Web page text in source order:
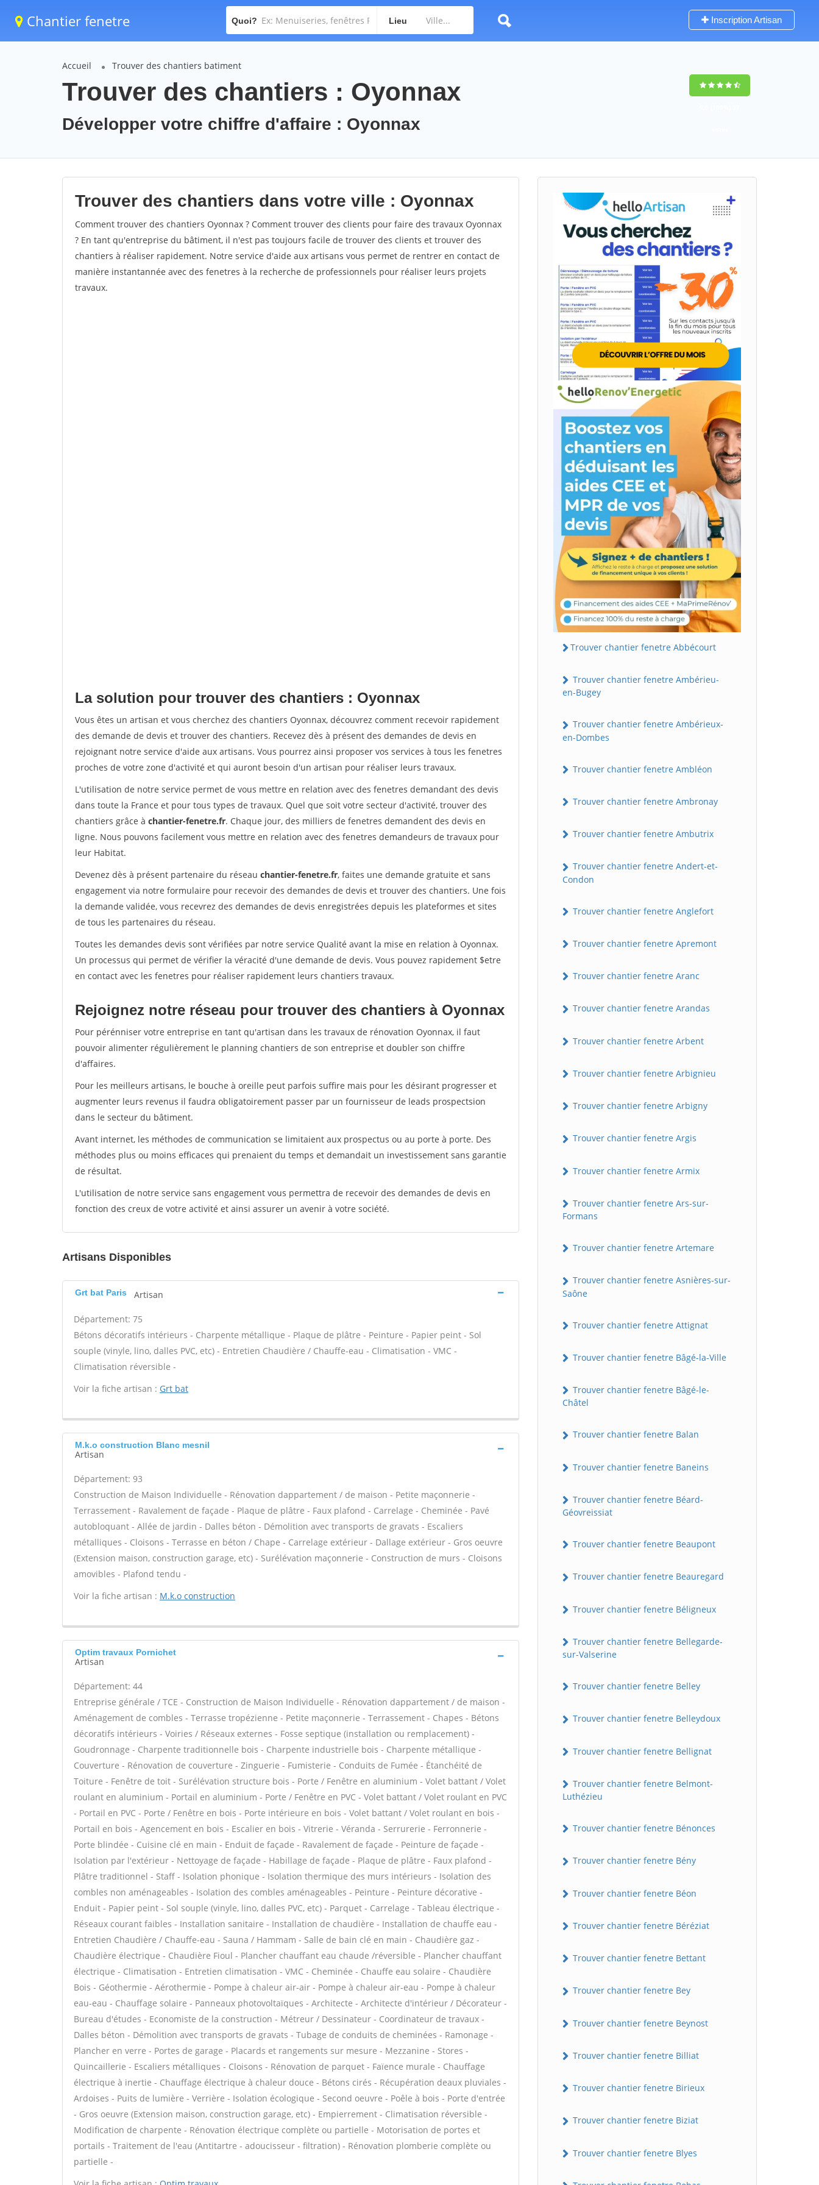
Chantier fenetre Quoi? Lieu Inscription Artisan
Accueil Trouver des chantiers batiment
Trouver des chantiers : Oyonnax
Développer votre chiffre d'affaire : Oyonnax
Trouver des chantiers dans votre ville : Oyonnax
Comment trouver des chantiers Oyonnax ? Comment trouver des clients pour faire des travaux Oyonnax
? En tant qu'entreprise du bâtiment, il n'est pas toujours facile de trouver des clients et trouver des
chantiers à réaliser rapidement. Notre service d'aide aux artisans vous permet de rentrer en contact de
manière instantannée avec des fenetres à la recherche de professionnels pour réaliser leurs projets
travaux.
La solution pour trouver des chantiers : Oyonnax
Vous êtes un artisan et vous cherchez des chantiers Oyonnax, découvrez comment recevoir rapidement
des demande de devis et trouver des chantiers. Recevez dès à présent des demandes de devis en
rejoignant notre service d'aide aux artisans. Vous pourrez ainsi proposer vos services à tous les fenetres
proches de votre zone d'activité et qui auront besoin d'un artisan pour réaliser leurs travaux.
L'utilisation de notre service permet de vous mettre en relation avec des fenetres demandant des devis
dans toute la France et pour tous types de travaux. Quel que soit votre secteur d'activité, trouver des
chantiers grâce à chantier-fenetre.fr. Chaque jour, des milliers de fenetres demandent des devis en
ligne. Nous pouvons facilement vous mettre en relation avec des fenetres demandeurs de travaux pour
leur Habitat.
Devenez dès à présent partenaire du réseau chantier-fenetre.fr, faites une demande gratuite et sans
engagement via notre formulaire pour recevoir des demandes de devis et trouver des chantiers. Une fois
la demande validée, vous recevrez des demandes de devis enregistrées depuis les plateformes et sites
de tous les partenaires du réseau.
Toutes les demandes devis sont vérifiées par notre service Qualité avant la mise en relation à Oyonnax.
Un processus qui permet de vérifier la véracité d'une demande de devis. Vous pouvez rapidement $etre
en contact avec les fenetres pour réaliser rapidement leurs chantiers travaux.
Rejoignez notre réseau pour trouver des chantiers à Oyonnax
Pour pérénniser votre entreprise en tant qu'artisan dans les travaux de rénovation Oyonnax, il faut
pouvoir alimenter régulièrement le planning chantiers de son entreprise et doubler son chiffre
d'affaires.
Pour les meilleurs artisans, le bouche à oreille peut parfois suffire mais pour les désirant progresser et
augmenter leurs revenus il faudra obligatoirement passer par un fournisseur de leads prospectsion
dans le secteur du bâtiment.
Avant internet, les méthodes de communication se limitaient aux prospectus ou au porte à porte. Des
méthodes plus ou moins efficaces qui prenaient du temps et demandait un investissement sans garantie
de résultat.
L'utilisation de notre service sans engagement vous permettra de recevoir des demandes de devis en
fonction des creux de votre activité et ainsi assurer un avenir à votre société.
Artisans Disponibles
Grt bat Paris Artisan
Département: 75
Bétons décoratifs intérieurs - Charpente métallique - Plaque de plâtre - Peinture - Papier peint - Sol
souple (vinyle, lino, dalles PVC, etc) - Entretien Chaudière / Chauffe-eau - Climatisation - VMC -
Climatisation réversible -
Voir la fiche artisan : Grt bat
M.k.o construction Blanc mesnil
Artisan
Département: 93
Construction de Maison Individuelle - Rénovation dappartement / de maison - Petite maçonnerie -
Terrassement - Ravalement de façade - Plaque de plâtre - Faux plafond - Carrelage - Cheminée - Pavé
autobloquant - Allée de jardin - Dalles béton - Démolition avec transports de gravats - Escaliers
métalliques - Cloisons - Terrasse en béton / Chape - Carrelage extérieur - Dallage extérieur - Gros oeuvre
(Extension maison, construction garage, etc) - Surélévation maçonnerie - Construction de murs - Cloisons
amovibles - Plafond tendu -
Voir la fiche artisan : M.k.o construction
Optim travaux Pornichet
Artisan
Département: 44
Entreprise générale / TCE - Construction de Maison Individuelle - Rénovation dappartement / de maison -
Aménagement de combles - Terrasse tropézienne - Petite maçonnerie - Terrassement - Chapes - Bétons
décoratifs intérieurs - Voiries / Réseaux externes - Fosse septique (installation ou remplacement) -
Goudronnage - Charpente traditionnelle bois - Charpente industrielle bois - Charpente métallique -
Couverture - Rénovation de couverture - Zinguerie - Fumisterie - Conduits de Fumée - Étanchéité de
Toiture - Fenêtre de toit - Surélévation structure bois - Porte / Fenêtre en aluminium - Volet battant / Volet
roulant en aluminium - Portail en aluminium - Porte / Fenêtre en PVC - Volet battant / Volet roulant en PVC
- Portail en PVC - Porte / Fenêtre en bois - Porte intérieure en bois - Volet battant / Volet roulant en bois -
Portail en bois - Agencement en bois - Escalier en bois - Vitrerie - Véranda - Serrurerie - Ferronnerie -
Porte blindée - Cuisine clé en main - Enduit de façade - Ravalement de façade - Peinture de façade -
Isolation par l'extérieur - Nettoyage de façade - Habillage de façade - Plaque de plâtre - Faux plafond -
Plâtre traditionnel - Staff - Isolation phonique - Isolation thermique des murs intérieurs - Isolation des
combles non aménageables - Isolation des combles aménageables - Peinture - Peinture décorative -
Enduit - Papier peint - Sol souple (vinyle, lino, dalles PVC, etc) - Parquet - Carrelage - Tableau électrique -
Réseaux courant faibles - Installation sanitaire - Installation de chaudière - Installation de chauffe eau -
Entretien Chaudière / Chauffe-eau - Sauna / Hammam - Salle de bain clé en main - Chaudière gaz -
Chaudière électrique - Chaudière Fioul - Plancher chauffant eau chaude /réversible - Plancher chauffant
électrique - Climatisation - Entretien climatisation - VMC - Cheminée - Chauffe eau solaire - Chaudière
Bois - Géothermie - Aérothermie - Pompe à chaleur air-air - Pompe à chaleur air-eau - Pompe à chaleur
eau-eau - Chauffage solaire - Panneaux photovoltaïques - Architecte - Architecte d'intérieur / Décorateur -
Bureau d'études - Economiste de la construction - Métreur / Dessinateur - Coordinateur de travaux -
Dalles béton - Démolition avec transports de gravats - Tubage de conduits de cheminées - Ramonage -
Plancher en verre - Portes de garage - Placards et rangements sur mesure - Mezzanine - Stores -
Quincaillerie - Escaliers métalliques - Cloisons - Rénovation de parquet - Faïence murale - Chauffage
électrique à inertie - Chauffage électrique à chaleur douce - Bétons cirés - Récupération deaux pluviales -
Ardoises - Puits de lumière - Verrière - Isolation écologique - Second oeuvre - Poêle à bois - Porte d'entrée
- Gros oeuvre (Extension maison, construction garage, etc) - Empierrement - Climatisation réversible -
Modification de charpente - Rénovation électrique complète ou partielle - Motorisation de portes et
portails - Traitement de l'eau (Antitartre - adoucisseur - filtration) - Rénovation plomberie complète ou
partielle -
Trouver chantier fenetre Abbécourt
Trouver chantier fenetre Ambérieu-
en-Bugey
Trouver chantier fenetre Ambérieux-
en-Dombes
Trouver chantier fenetre Ambléon
Trouver chantier fenetre Ambronay
Trouver chantier fenetre Ambutrix
Trouver chantier fenetre Andert-et-
Condon
Trouver chantier fenetre Anglefort
Trouver chantier fenetre Apremont
Trouver chantier fenetre Aranc
Trouver chantier fenetre Arandas
Trouver chantier fenetre Arbent
Trouver chantier fenetre Arbignieu
Trouver chantier fenetre Arbigny
Trouver chantier fenetre Argis
Trouver chantier fenetre Armix
Trouver chantier fenetre Ars-sur-
Formans
Trouver chantier fenetre Artemare
Trouver chantier fenetre Asnières-sur-
Saône
Trouver chantier fenetre Attignat
Trouver chantier fenetre Bâgé-la-Ville
Trouver chantier fenetre Bâgé-le-
Châtel
Trouver chantier fenetre Balan
Trouver chantier fenetre Baneins
Trouver chantier fenetre Béard-
Géovreissiat
Trouver chantier fenetre Beaupont
Trouver chantier fenetre Beauregard
Trouver chantier fenetre Béligneux
Trouver chantier fenetre Bellegarde-
sur-Valserine
Trouver chantier fenetre Belley
Trouver chantier fenetre Belleydoux
Trouver chantier fenetre Bellignat
Trouver chantier fenetre Belmont-
Luthézieu
Trouver chantier fenetre Bénonces
Trouver chantier fenetre Bény
Trouver chantier fenetre Béon
Trouver chantier fenetre Béréziat
Trouver chantier fenetre Bettant
Trouver chantier fenetre Bey
Trouver chantier fenetre Beynost
Trouver chantier fenetre Billiat
Trouver chantier fenetre Birieux
Trouver chantier fenetre Biziat
Trouver chantier fenetre Blyes